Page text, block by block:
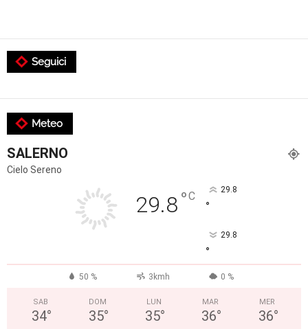
Seguici
Meteo
SALERNO
Cielo Sereno
29.8°C 29.8
°
29.8
°
50 % 3kmh 0 %
SAB
34°
DOM
35°
LUN
35°
MAR
36°
MER
36°